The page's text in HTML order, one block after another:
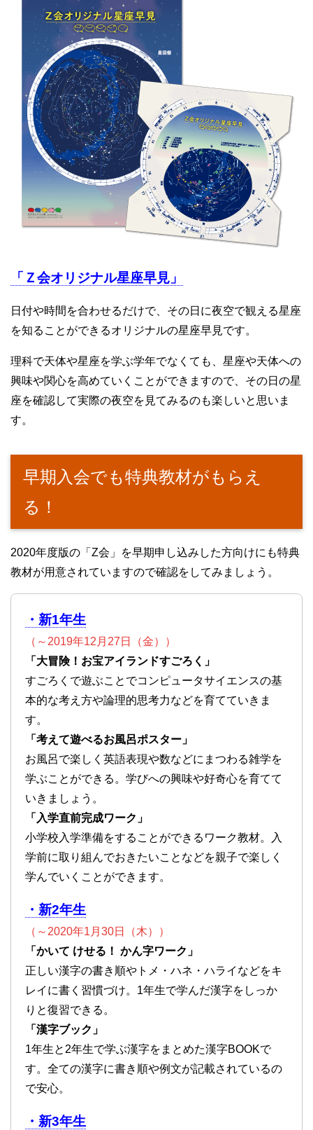
「Ｚ会オリジナル星座早見」
日付や時間を合わせるだけで、その日に夜空で観える星座
を知ることができるオリジナルの星座早見です。
理科で天体や星座を学ぶ学年でなくても、星座や天体への
興味や関心を高めていくことができますので、その日の星
座を確認して実際の夜空を見てみるのも楽しいと思いま
す。
早期入会でも特典教材がもらえ
る！
2020年度版の「Z会」を早期申し込みした方向けにも特典
教材が用意されていますので確認をしてみましょう。
・新1年生
（～2019年12月27日（金））
「大冒険！お宝アイランドすごろく」
すごろくで遊ぶことでコンピュータサイエンスの基
本的な考え方や論理的思考力などを育てていきま
す。
「考えて遊べるお風呂ポスター」
お風呂で楽しく英語表現や数などにまつわる雑学を
学ぶことができる。学びへの興味や好奇心を育てて
いきましょう。
「入学直前完成ワーク」
小学校入学準備をすることができるワーク教材。入
学前に取り組んでおきたいことなどを親子で楽しく
学んでいくことができます。
・新2年生
（～2020年1月30日（木））
「かいて けせる！ かん字ワーク」
正しい漢字の書き順やトメ・ハネ・ハライなどをキ
レイに書く習慣づけ。1年生で学んだ漢字をしっか
りと復習できる。
「漢字ブック」
1年生と2年生で学ぶ漢字をまとめた漢字BOOKで
す。全ての漢字に書き順や例文が記載されているの
で安心。
・新3年生